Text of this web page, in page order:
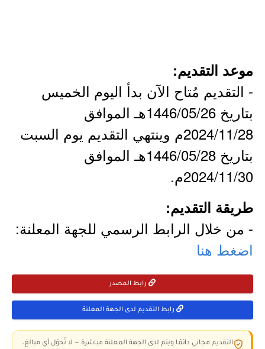
موعد التقديم:
- التقديم مُتاح الآن بدأ اليوم الخميس
بتاريخ 1446/05/26هـ الموافق
2024/11/28م وينتهي التقديم يوم السبت
بتاريخ 1446/05/28هـ الموافق
2024/11/30م.
طريقة التقديم:
- من خلال الرابط الرسمي للجهة المعلنة:
اضغط هنا
رابط المصدر
رابط التقديم لدى الجهة المعلنة
التقديم مجاني دائمًا ويتم لدى الجهة المعلنة مباشرة — لا تُحوّل أي مبالغ،